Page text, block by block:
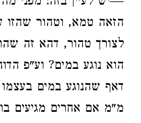
הזאה טמא, וטהור שהזו
לצורך טהור, דהא זה
הוא נוגע במים? וע"פ
דאף שהנוגע במים
מ"מ אם אחרים מגיעים